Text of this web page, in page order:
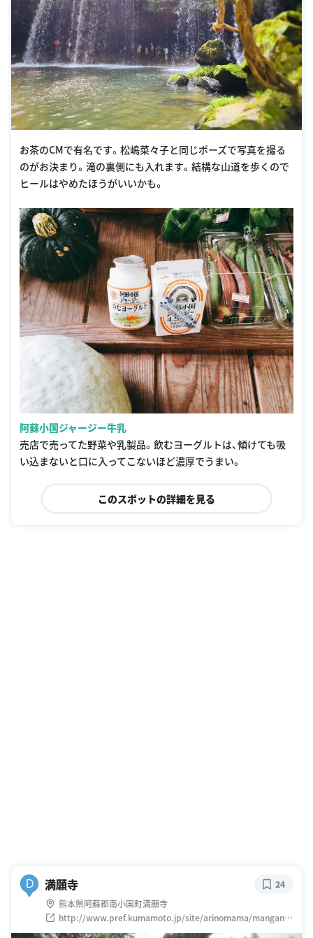
お茶のCMで有名です。松嶋菜々子と同じポーズで写真を撮る
のがお決まり。滝の裏側にも入れます。結構な山道を歩くので
ヒールはやめたほうがいいかも。
阿蘇小国ジャージー牛乳
売店で売ってた野菜や乳製品。飲むヨーグルトは、傾けても吸
い込まないと口に入ってこないほど濃厚でうまい。
このスポットの詳細を見る
D 満願寺
熊本県阿蘇郡南小国町満願寺
http://www.pref.kumamoto.jp/site/arinomama/manganji.
html
24